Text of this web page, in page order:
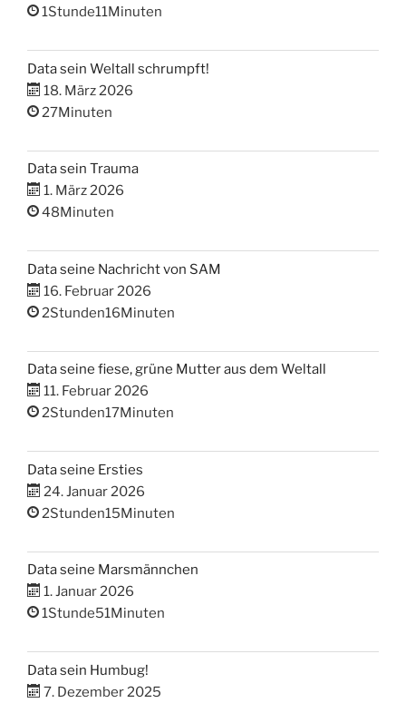
1Stunde11Minuten
Data sein Weltall schrumpft!
18. März 2026
27Minuten
Data sein Trauma
1. März 2026
48Minuten
Data seine Nachricht von SAM
16. Februar 2026
2Stunden16Minuten
Data seine fiese, grüne Mutter aus dem Weltall
11. Februar 2026
2Stunden17Minuten
Data seine Ersties
24. Januar 2026
2Stunden15Minuten
Data seine Marsmännchen
1. Januar 2026
1Stunde51Minuten
Data sein Humbug!
7. Dezember 2025